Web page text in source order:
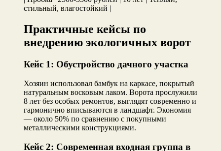
стильный, влагостойкий |
Практичные кейсы по
внедрению экологичных ворот
Кейс 1: Обустройство дачного участка
Хозяин использовал бамбук на каркасе, покрытый
натуральным восковым лаком. Ворота прослужили
8 лет без особых ремонтов, выглядят современно и
гармонично вписываются в ландшафт. Экономия
— около 50% по сравнению с покупными
металлическими конструкциями.
Кейс 2: Современная входная группа в